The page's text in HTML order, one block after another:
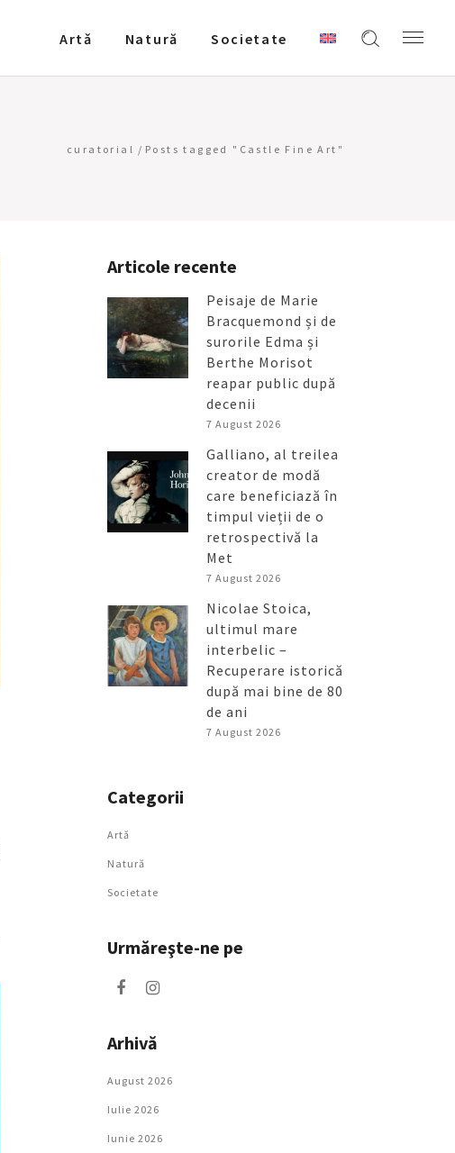
Artǎ Natură Societate
curatorial / Posts tagged "Castle Fine Art"
Articole recente
Peisaje de Marie
Bracquemond și de
surorile Edma și
Berthe Morisot
reapar public după
decenii
7 August 2026
Galliano, al treilea
creator de modă
care beneficiază în
timpul vieții de o
retrospectivă la
Met
7 August 2026
Nicolae Stoica,
ultimul mare
interbelic –
Recuperare istorică
după mai bine de 80
de ani
7 August 2026
Categorii
Artǎ
Natură
Societate
Urmăreşte-ne pe
Arhivă
August 2026
Iulie 2026
Iunie 2026